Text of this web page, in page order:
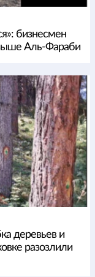
бизнесмен
Аль-Фараби
деревьев и
разозлили